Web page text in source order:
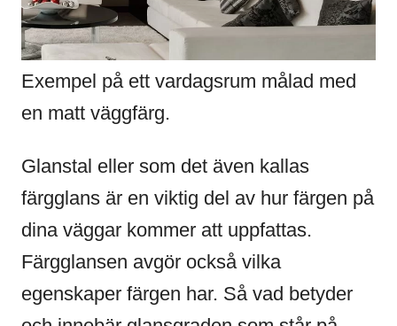
Exempel på ett vardagsrum målad med
en matt väggfärg.
Glanstal eller som det även kallas
färgglans är en viktig del av hur färgen på
dina väggar kommer att uppfattas.
Färgglansen avgör också vilka
egenskaper färgen har. Så vad betyder